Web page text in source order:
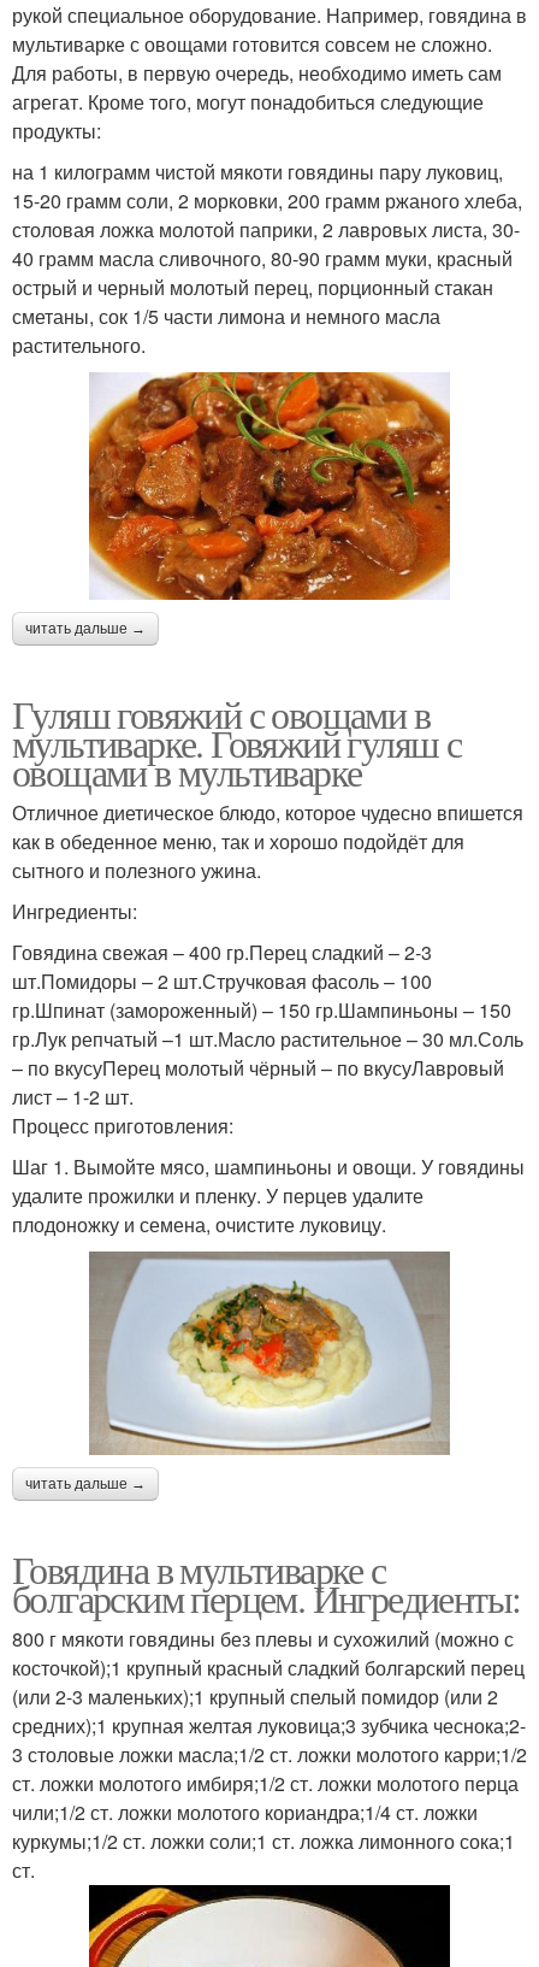
рукой специальное оборудование. Например, говядина в
мультиварке с овощами готовится совсем не сложно.
Для работы, в первую очередь, необходимо иметь сам
агрегат. Кроме того, могут понадобиться следующие
продукты:
на 1 килограмм чистой мякоти говядины пару луковиц,
15-20 грамм соли, 2 морковки, 200 грамм ржаного хлеба,
столовая ложка молотой паприки, 2 лавровых листа, 30-
40 грамм масла сливочного, 80-90 грамм муки, красный
острый и черный молотый перец, порционный стакан
сметаны, сок 1/5 части лимона и немного масла
растительного.
читать дальше →
Гуляш говяжий с овощами в
мультиварке. Говяжий гуляш с
овощами в мультиварке
Отличное диетическое блюдо, которое чудесно впишется
как в обеденное меню, так и хорошо подойдёт для
сытного и полезного ужина.
Ингредиенты:
Говядина свежая – 400 гр.Перец сладкий – 2-3
шт.Помидоры – 2 шт.Стручковая фасоль – 100
гр.Шпинат (замороженный) – 150 гр.Шампиньоны – 150
гр.Лук репчатый –1 шт.Масло растительное – 30 мл.Соль
– по вкусуПерец молотый чёрный – по вкусуЛавровый
лист – 1-2 шт.
Процесс приготовления:
Шаг 1. Вымойте мясо, шампиньоны и овощи. У говядины
удалите прожилки и пленку. У перцев удалите
плодоножку и семена, очистите луковицу.
читать дальше →
Говядина в мультиварке с
болгарским перцем. Ингредиенты:
800 г мякоти говядины без плевы и сухожилий (можно с
косточкой);1 крупный красный сладкий болгарский перец
(или 2-3 маленьких);1 крупный спелый помидор (или 2
средних);1 крупная желтая луковица;3 зубчика чеснока;2-
3 столовые ложки масла;1/2 ст. ложки молотого карри;1/2
ст. ложки молотого имбиря;1/2 ст. ложки молотого перца
чили;1/2 ст. ложки молотого кориандра;1/4 ст. ложки
куркумы;1/2 ст. ложки соли;1 ст. ложка лимонного сока;1
ст.